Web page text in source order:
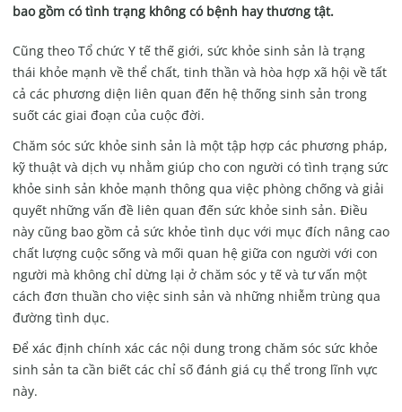
bao gồm có tình trạng không có bệnh hay thương tật.
Cũng theo Tổ chức Y tế thế giới, sức khỏe sinh sản là trạng
thái khỏe mạnh về thể chất, tinh thần và hòa hợp xã hội về tất
cả các phương diện liên quan đến hệ thống sinh sản trong
suốt các giai đoạn của cuộc đời.
Chăm sóc sức khỏe sinh sản là một tập hợp các phương pháp,
kỹ thuật và dịch vụ nhằm giúp cho con người có tình trạng sức
khỏe sinh sản khỏe mạnh thông qua việc phòng chống và giải
quyết những vấn đề liên quan đến sức khỏe sinh sản. Điều
này cũng bao gồm cả sức khỏe tình dục với mục đích nâng cao
chất lượng cuộc sống và mối quan hệ giữa con người với con
người mà không chỉ dừng lại ở chăm sóc y tế và tư vấn một
cách đơn thuần cho việc sinh sản và những nhiễm trùng qua
đường tình dục.
Để xác định chính xác các nội dung trong chăm sóc sức khỏe
sinh sản ta cần biết các chỉ số đánh giá cụ thể trong lĩnh vực
này.